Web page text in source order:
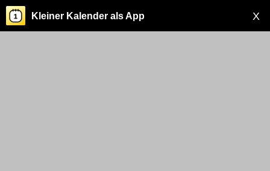
X
Kleiner Kalender als App